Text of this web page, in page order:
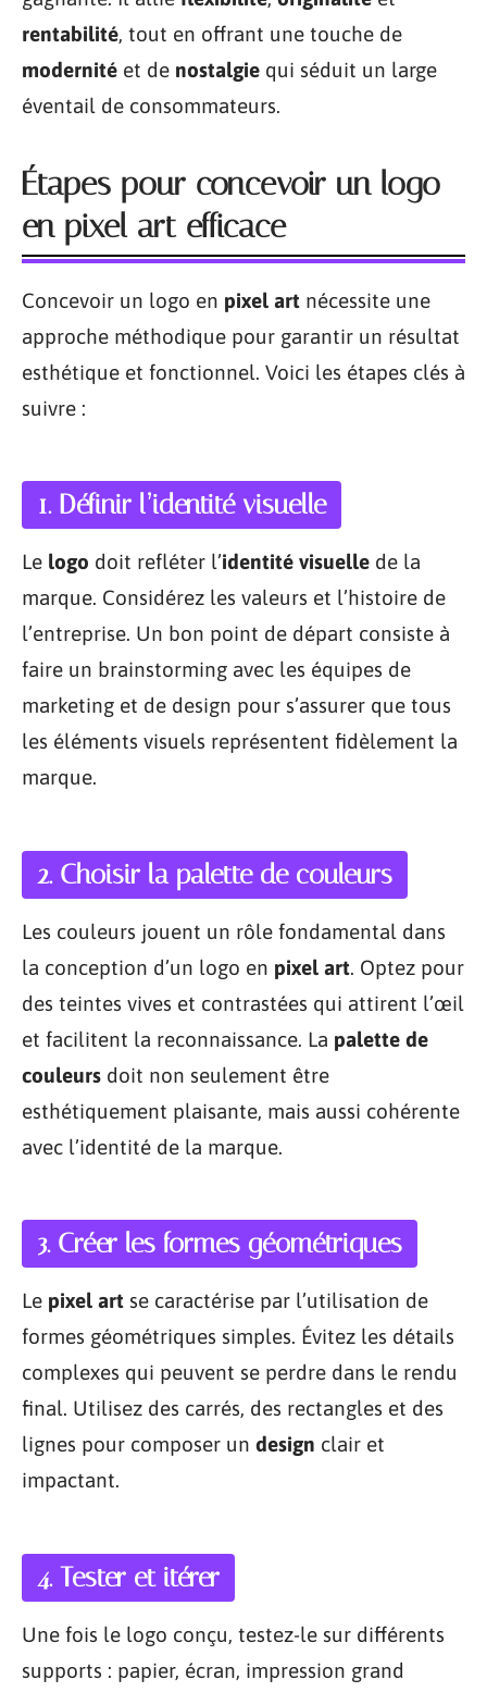
rentabilité, tout en offrant une touche de
modernité et de nostalgie qui séduit un large
éventail de consommateurs.
Étapes pour concevoir un logo
en pixel art efficace
Concevoir un logo en pixel art nécessite une
approche méthodique pour garantir un résultat
esthétique et fonctionnel. Voici les étapes clés à
suivre :
1. Définir l’identité visuelle
Le logo doit refléter l’identité visuelle de la
marque. Considérez les valeurs et l’histoire de
l’entreprise. Un bon point de départ consiste à
faire un brainstorming avec les équipes de
marketing et de design pour s’assurer que tous
les éléments visuels représentent fidèlement la
marque.
2. Choisir la palette de couleurs
Les couleurs jouent un rôle fondamental dans
la conception d’un logo en pixel art. Optez pour
des teintes vives et contrastées qui attirent l’œil
et facilitent la reconnaissance. La palette de
couleurs doit non seulement être
esthétiquement plaisante, mais aussi cohérente
avec l’identité de la marque.
3. Créer les formes géométriques
Le pixel art se caractérise par l’utilisation de
formes géométriques simples. Évitez les détails
complexes qui peuvent se perdre dans le rendu
final. Utilisez des carrés, des rectangles et des
lignes pour composer un design clair et
impactant.
4. Tester et itérer
Une fois le logo conçu, testez-le sur différents
supports : papier, écran, impression grand